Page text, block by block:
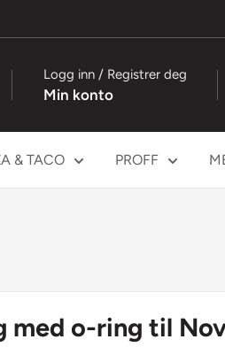
Logg inn / Registrer deg
Min konto
& TACO PROFF
med o-ring til